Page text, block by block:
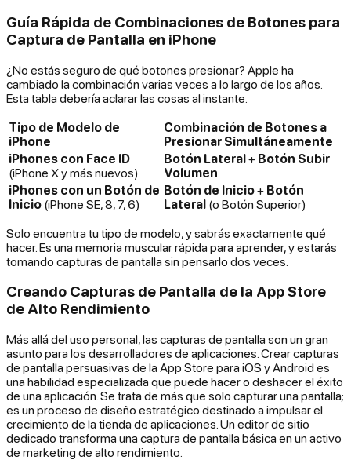
Guía Rápida de Combinaciones de Botones para
Captura de Pantalla en iPhone
¿No estás seguro de qué botones presionar? Apple ha
cambiado la combinación varias veces a lo largo de los años.
Esta tabla debería aclarar las cosas al instante.
Tipo de Modelo de
iPhone
Combinación de Botones a
Presionar Simultáneamente
iPhones con Face ID
(iPhone X y más nuevos)
Botón Lateral+ Botón Subir
Volumen
iPhones con un Botón de
Inicio (iPhone SE, 8, 7, 6)
Botón de Inicio+ Botón
Lateral (o Botón Superior)
Solo encuentra tu tipo de modelo, y sabrás exactamente qué
hacer. Es una memoria muscular rápida para aprender, y estarás
tomando capturas de pantalla sin pensarlo dos veces.
Creando Capturas de Pantalla de la App Store
de Alto Rendimiento
Más allá del uso personal, las capturas de pantalla son un gran
asunto para los desarrolladores de aplicaciones. Crear capturas
de pantalla persuasivas de la App Store para iOS y Android es
una habilidad especializada que puede hacer o deshacer el éxito
de una aplicación. Se trata de más que solo capturar una pantalla;
es un proceso de diseño estratégico destinado a impulsar el
crecimiento de la tienda de aplicaciones. Un editor de sitio
dedicado transforma una captura de pantalla básica en un activo
de marketing de alto rendimiento.